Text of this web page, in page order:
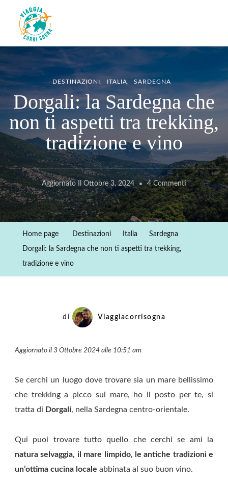
Viaggiacorrisogna – Blog di
viaggi e running
Viaggi zaino in spalla e corse in giro per il mondo
DESTINAZIONI ITALIA SARDEGNA
Dorgali: la Sardegna che
non ti aspetti tra trekking,
tradizione e vino
Aggiornato Il Ottobre 3, 2024 4 CommentiSu
Dorgali:
La
Home page Destinazioni Italia Sardegna
Dorgali: la Sardegna che non ti aspetti tra trekking,
tradizione e vino
di Viaggiacorrisogna
Aggiornato il 3 Ottobre 2024 alle 10:51 am
Se cerchi un luogo dove trovare sia un mare bellissimo
che trekking a picco sul mare, ho il posto per te, si
tratta di Dorgali, nella Sardegna centro-orientale.
Qui puoi trovare tutto quello che cerchi se ami la
natura selvaggia, il mare limpido, le antiche tradizioni e
un’ottima cucina locale abbinata al suo buon vino.